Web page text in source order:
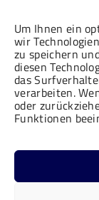
Um Ihnen ein
wir
zu speichern
diesen
das
verarbeiten.
oder
Funktionen
Über uns
Neuigkeiten
Historie
Karriere